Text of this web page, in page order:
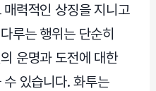
력적인 상징을 지니고
루는 행위는 단순히
운명과 도전에 대한
있습니다. 화투는